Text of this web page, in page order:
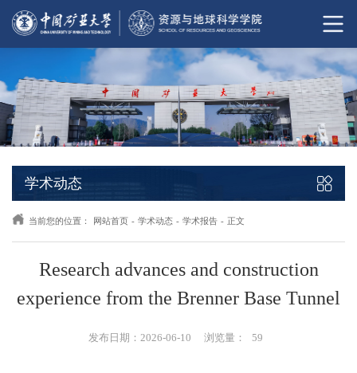
学术动态
当前您的位置： 网站首页 - 学术动态 - 学术报告 - 正文
Research advances and construction
experience from the Brenner Base Tunnel
发布日期：2026-06-10 浏览量： 59